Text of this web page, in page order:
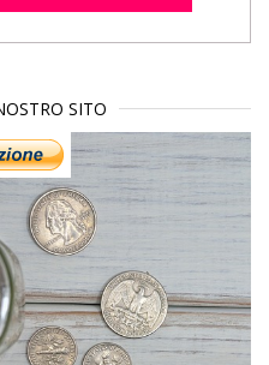
SITO